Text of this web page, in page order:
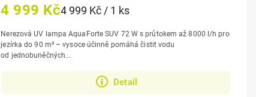
4 999 Kč4 999 Kč / 1 ks
Detail
Nerezová UV lampa AquaForte SUV 72 W s průtokem až 8000 l/h pro
jezírka do 90 m³ – vysoce účinně pomáhá čistit vodu
od jednobuněčných...